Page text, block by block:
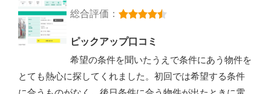
総合評価：
ピックアップ口コミ
希望の条件を聞いたうえで条件にあう物件を
とても熱心に探してくれました。初回では希望する条件